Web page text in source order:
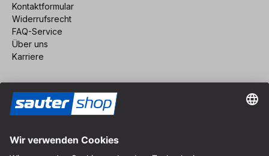
Kontaktformular
Widerrufsrecht
FAQ-Service
Über uns
Karriere